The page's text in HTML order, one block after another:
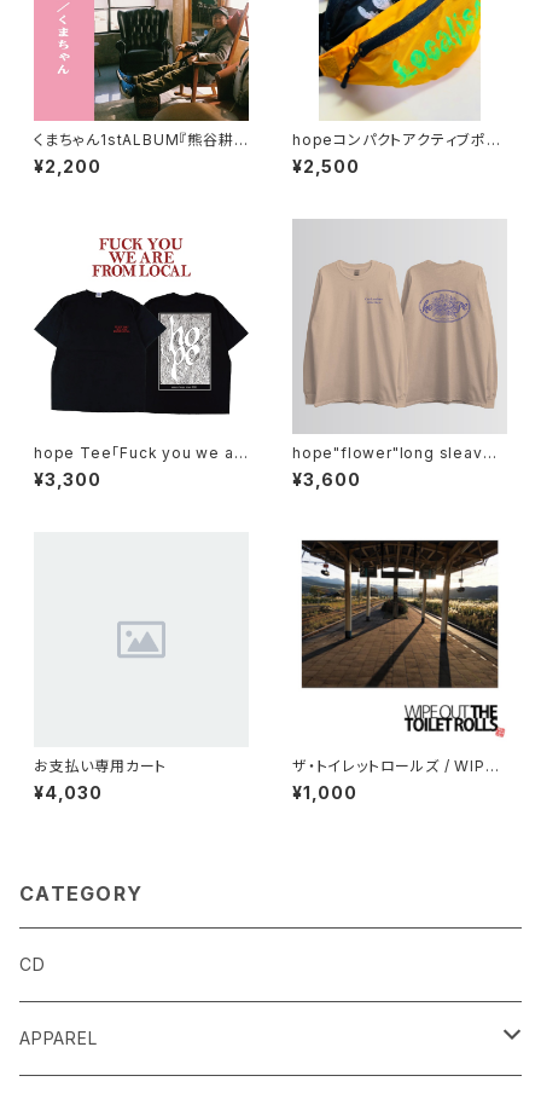
くまちゃん1stALBUM『熊谷耕
太』(14曲入り)
¥2,200
hopeコンパクトアクティブポー
チ
¥2,500
hope Tee「Fuck you we ar
e from local」
¥3,300
hope"flower"long sleave
(SAND)
¥3,600
お支払い専用カート
¥4,030
ザ・トイレットロールズ / WIPE
OUT THE TOILET ROLLS
(CD)
¥1,000
CATEGORY
CD
APPAREL